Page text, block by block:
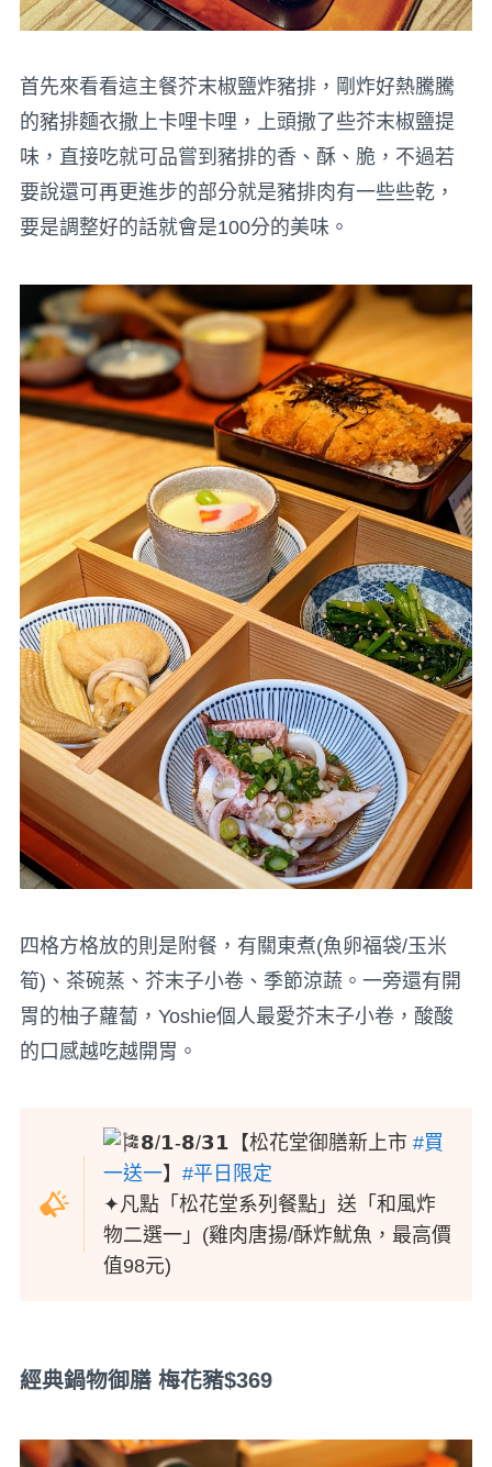
首先來看看這主餐芥末椒鹽炸豬排，剛炸好熱騰騰
的豬排麵衣撒上卡哩卡哩，上頭撒了些芥末椒鹽提
味，直接吃就可品嘗到豬排的香、酥、脆，不過若
要說還可再更進步的部分就是豬排肉有一些些乾，
要是調整好的話就會是100分的美味。
四格方格放的則是附餐，有關東煮(魚卵福袋/玉米
筍)、茶碗蒸、芥末子小卷、季節涼蔬。一旁還有開
胃的柚子蘿蔔，Yoshie個人最愛芥末子小卷，酸酸
的口感越吃越開胃。
𝟴/𝟭-𝟴/𝟯𝟭【松花堂御膳新上市#買
一送一】#平日限定
✦凡點「松花堂系列餐點」送「和風炸
物二選一」(雞肉唐揚/酥炸魷魚，最高價
值98元)
經典鍋物御膳 梅花豬$369